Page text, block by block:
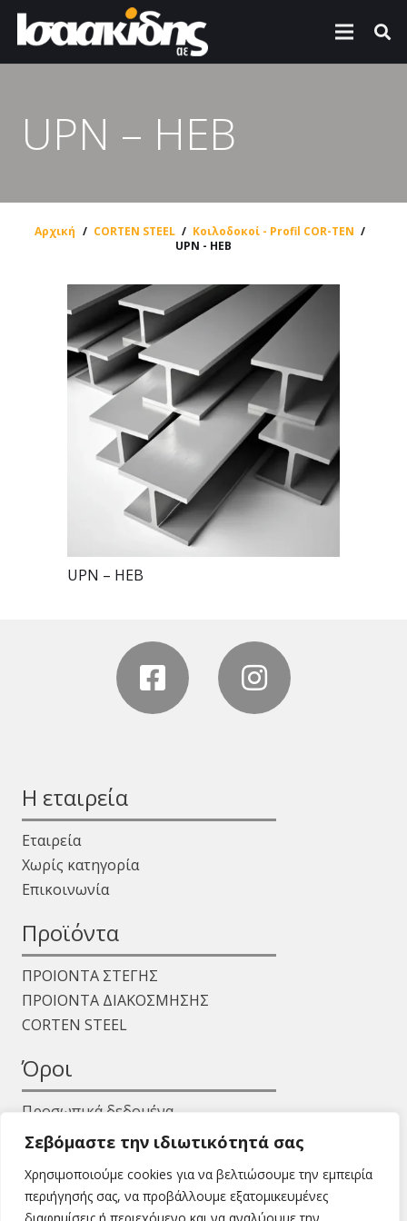
Σεβόμαστε την ιδιωτικότητά σας
Χρησιμοποιούμε cookies για να βελτιώσουμε την εμπειρία
περιήγησής σας, να προβάλλουμε εξατομικευμένες
UPN – HEB
Αρχική / CORTEN STEEL / Κοιλοδοκοί - Profil COR-TEN /
UPN - HEB
UPN – HEB
Η εταιρεία
Εταιρεία
Χωρίς κατηγορία
Επικοινωνία
Προϊόντα
ΠΡΟΙΟΝΤΑ ΣΤΕΓΗΣ
ΠΡΟΙΟΝΤΑ ΔΙΑΚΟΣΜΗΣΗΣ
CORTEN STEEL
Όροι
Προσωπικά δεδομένα
Όροι χρήσης